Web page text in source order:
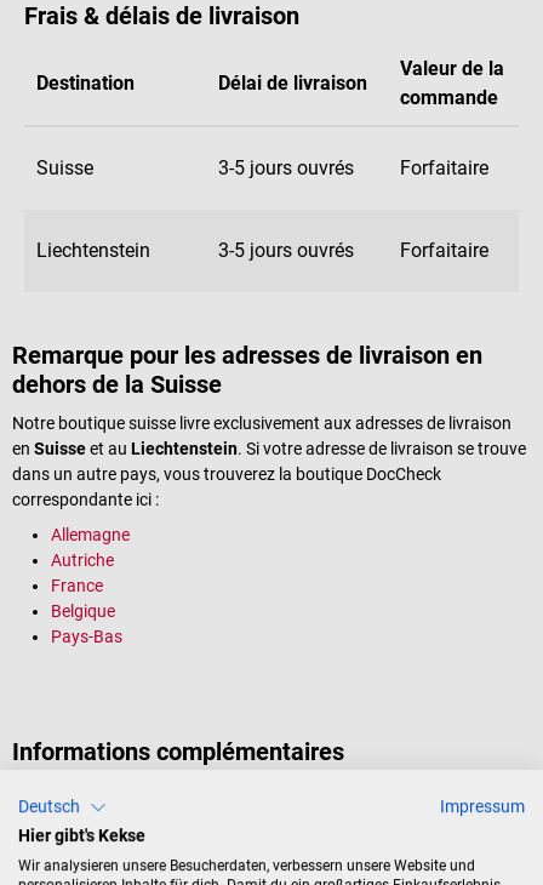
Frais & délais de livraison
Destination Délai de livraison
Valeur de la
commande
Suisse 3-5 jours ouvrés Forfaitaire
Liechtenstein 3-5 jours ouvrés Forfaitaire
Remarque pour les adresses de livraison en
dehors de la Suisse
Notre boutique suisse livre exclusivement aux adresses de livraison
en Suisseet au Liechtenstein. Si votre adresse de livraison se trouve
dans un autre pays, vous trouverez la boutique DocCheck
correspondante ici :
Allemagne
Autriche
France
Belgique
Pays-Bas
Informations complémentaires
Remise des colis
Nous expédions nos colis via les services de la Poste. Ces colis ne
sont remis que contre signature. Nous vous invitons donc à être
Deutsch
Impressum
Hier gibt's Kekse
Wir analysieren unsere Besucherdaten, verbessern unsere Website und